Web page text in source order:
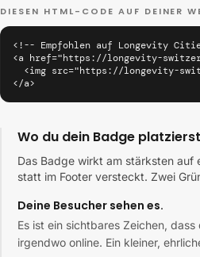
DIESEN HTML-CODE AUF DEINER
<!-- Empfohlen auf Longevity
<a href="https://longevity-
<img src="https://longevity-
</a>
Wo du dein Badge platzierst
Das Badge wirkt am stärksten auf
statt im Footer versteckt. Zwei
Deine Besucher sehen es.
Es ist ein sichtbares Zeichen,
irgendwo online. Ein kleiner,